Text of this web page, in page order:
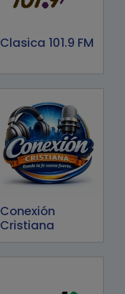
Clasica 101.9 FM
Conexión
Cristiana